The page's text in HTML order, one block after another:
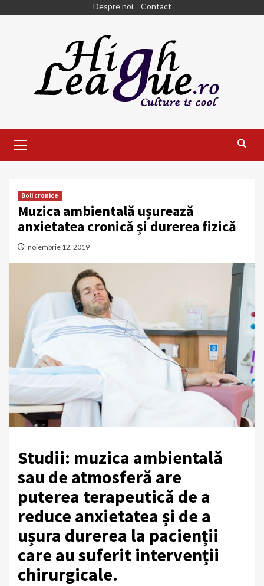
Despre noi Contact
Menu
Boli cronice
Muzica ambientală ușurează
anxietatea cronică și durerea fizică
noiembrie 12, 2019
Studii: muzica ambientală
sau de atmosferă are
puterea terapeutică de a
reduce anxietatea și de a
ușura durerea la pacienții
care au suferit intervenții
chirurgicale.